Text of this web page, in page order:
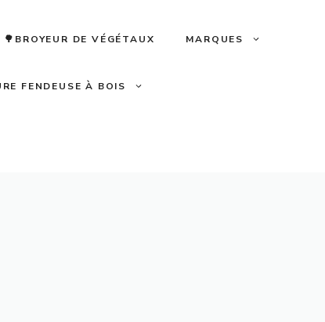
🌳BROYEUR DE VÉGÉTAUX MARQUES
FENDEUSE À BOIS